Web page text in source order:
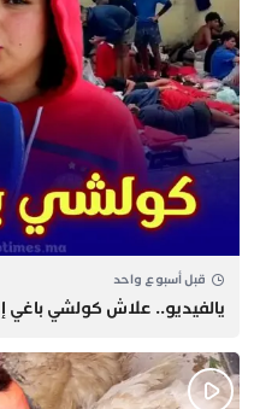
قبل أسبوع واحد
يالفيديو.. علاش كولشي باغي